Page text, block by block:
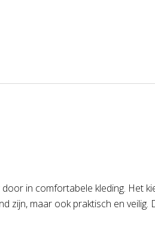
in comfortabele kleding. Het
zijn, maar ook praktisch en